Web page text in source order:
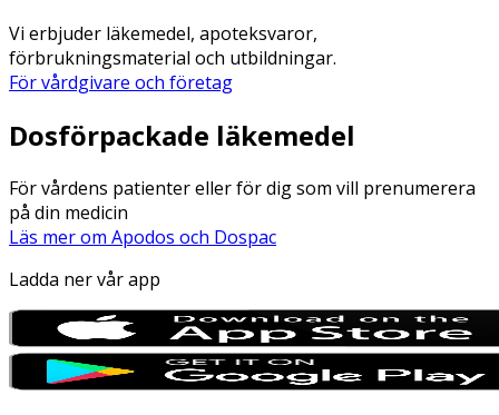
Vi erbjuder läkemedel, apoteksvaror,
förbrukningsmaterial och utbildningar.
För vårdgivare och företag
Dosförpackade läkemedel
För vårdens patienter eller för dig som vill prenumerera
på din medicin
Läs mer om Apodos och Dospac
Ladda ner vår app